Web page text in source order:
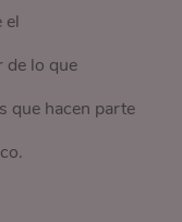
el
de lo que
que hacen parte